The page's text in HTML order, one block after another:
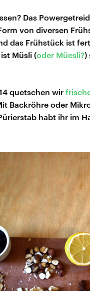
Das
von diversen
das Frühstück ist
Müsli (oder Müesli?)
quetschen wir
Backröhre oder
habt ihr im